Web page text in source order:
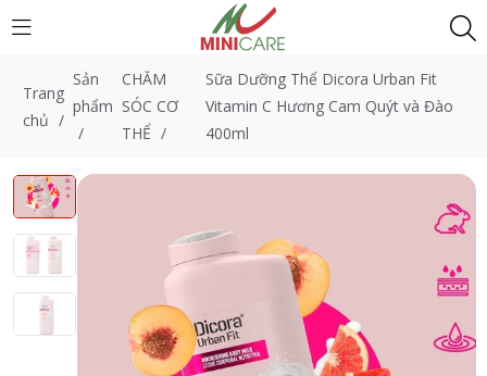
Trang
chủ /
Sản
phẩm
/
CHĂM
SÓC CƠ
THỂ /
Sữa Dưỡng Thể Dicora Urban Fit
Vitamin C Hương Cam Quýt và Đào
400ml